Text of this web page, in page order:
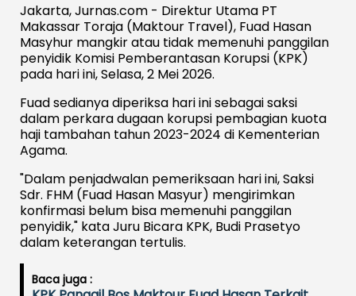
Jakarta, Jurnas.com - Direktur Utama PT
Makassar Toraja (Maktour Travel), Fuad Hasan
Masyhur mangkir atau tidak memenuhi panggilan
penyidik Komisi Pemberantasan Korupsi (KPK)
pada hari ini, Selasa, 2 Mei 2026.
Fuad sedianya diperiksa hari ini sebagai saksi
dalam perkara dugaan korupsi pembagian kuota
haji tambahan tahun 2023-2024 di Kementerian
Agama.
"Dalam penjadwalan pemeriksaan hari ini, Saksi
Sdr. FHM (Fuad Hasan Masyur) mengirimkan
konfirmasi belum bisa memenuhi panggilan
penyidik," kata Juru Bicara KPK, Budi Prasetyo
dalam keterangan tertulis.
Baca juga :